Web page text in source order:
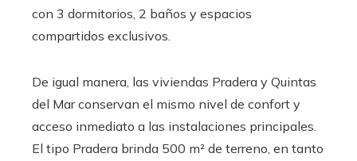
con 3 dormitorios, 2 baños y espacios
compartidos exclusivos.
De igual manera, las viviendas Pradera y Quintas
del Mar conservan el mismo nivel de confort y
acceso inmediato a las instalaciones principales.
El tipo Pradera brinda 500 m² de terreno, en tanto